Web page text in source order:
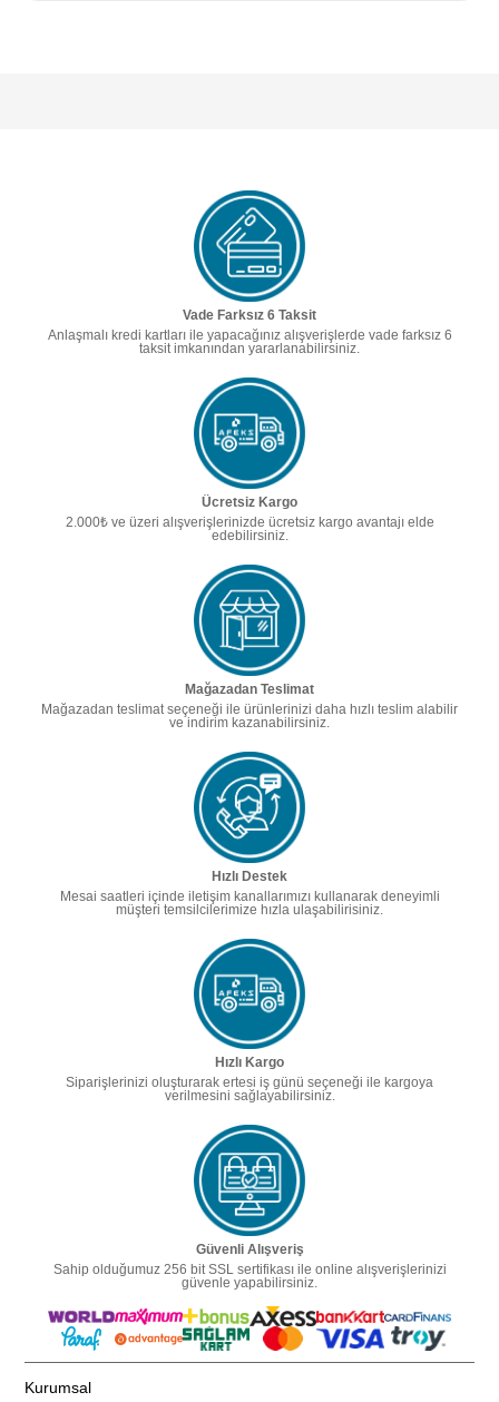
Vade Farksız 6 Taksit
Anlaşmalı kredi kartları ile yapacağınız alışverişlerde vade farksız 6
taksit imkanından yararlanabilirsiniz.
Ücretsiz Kargo
2.000₺ ve üzeri alışverişlerinizde ücretsiz kargo avantajı elde
edebilirsiniz.
Mağazadan Teslimat
Mağazadan teslimat seçeneği ile ürünlerinizi daha hızlı teslim alabilir
ve indirim kazanabilirsiniz.
Hızlı Destek
Mesai saatleri içinde iletişim kanallarımızı kullanarak deneyimli
müşteri temsilcilerimize hızla ulaşabilirisiniz.
Hızlı Kargo
Siparişlerinizi oluşturarak ertesi iş günü seçeneği ile kargoya
verilmesini sağlayabilirsiniz.
Güvenli Alışveriş
Sahip olduğumuz 256 bit SSL sertifikası ile online alışverişlerinizi
güvenle yapabilirsiniz.
Kurumsal